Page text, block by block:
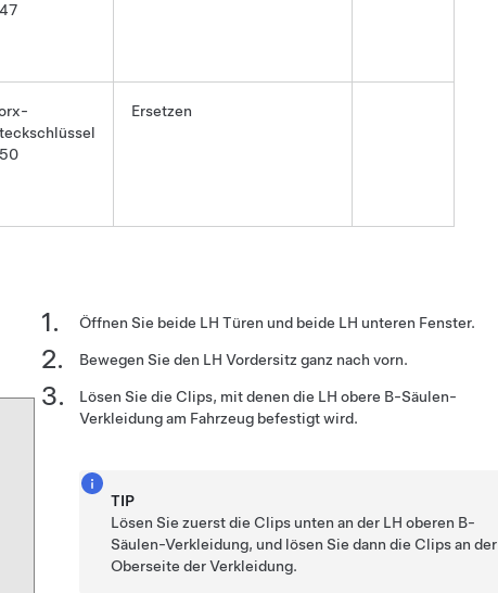
Ersetzen
Öffnen Sie beide LH Türen und beide LH unteren Fenster.
Bewegen Sie den LH Vordersitz ganz nach vorn.
Lösen Sie die Clips, mit denen die LH obere B-Säulen-
Verkleidung am Fahrzeug befestigt wird.
TIP
Lösen Sie zuerst die Clips unten an der LH oberen B-
Säulen-Verkleidung, und lösen Sie dann die Clips an der
Oberseite der Verkleidung.